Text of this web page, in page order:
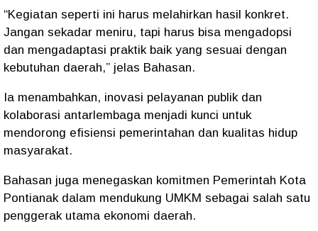
“Kegiatan seperti ini harus melahirkan hasil konkret.
Jangan sekadar meniru, tapi harus bisa mengadopsi
dan mengadaptasi praktik baik yang sesuai dengan
kebutuhan daerah,” jelas Bahasan.
Ia menambahkan, inovasi pelayanan publikdan
kolaborasi antarlembaga menjadi kunci untuk
mendorong efisiensi pemerintahan dan kualitas hidup
masyarakat.
Bahasan juga menegaskan komitmen Pemerintah Kota
Pontianak dalam mendukung UMKM sebagai salah satu
penggerak utama ekonomi daerah.